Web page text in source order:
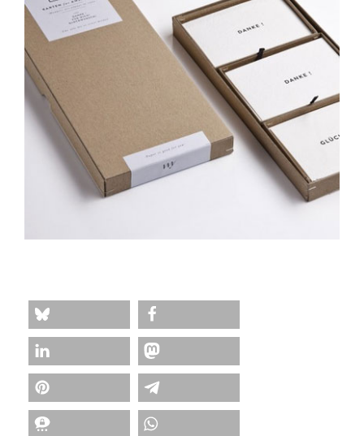
teilen teilen
teilen teilen
merken teilen